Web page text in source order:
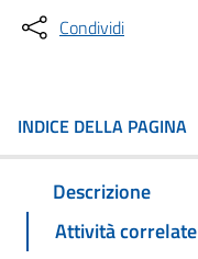
Condividi
INDICE DELLA PAGINA
Descrizione
Attività correlate